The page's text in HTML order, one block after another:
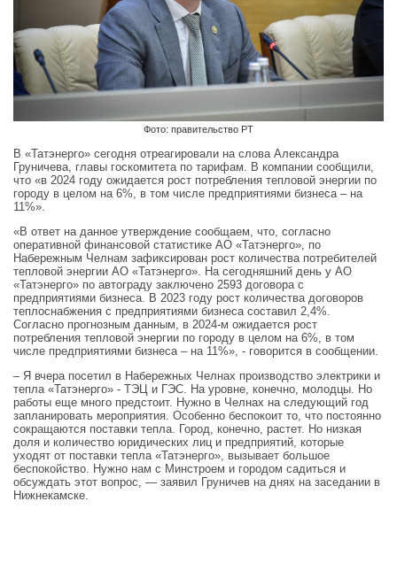
Фото: правительство РТ
В «Татэнерго» сегодня отреагировали на слова Александра
Груничева, главы госкомитета по тарифам. В компании сообщили,
что «в 2024 году ожидается рост потребления тепловой энергии по
городу в целом на 6%, в том числе предприятиями бизнеса – на
11%».
«В ответ на данное утверждение сообщаем, что, согласно
оперативной финансовой статистике АО «Татэнерго», по
Набережным Челнам зафиксирован рост количества потребителей
тепловой энергии АО «Татэнерго». На сегодняшний день у АО
«Татэнерго» по автограду заключено 2593 договора с
предприятиями бизнеса. В 2023 году рост количества договоров
теплоснабжения с предприятиями бизнеса составил 2,4%.
Согласно прогнозным данным, в 2024-м ожидается рост
потребления тепловой энергии по городу в целом на 6%, в том
числе предприятиями бизнеса – на 11%», - говорится в сообщении.
– Я вчера посетил в Набережных Челнах производство электрики и
тепла «Татэнерго» - ТЭЦ и ГЭС. На уровне, конечно, молодцы. Но
работы еще много предстоит. Нужно в Челнах на следующий год
запланировать мероприятия. Особенно беспокоит то, что постоянно
сокращаются поставки тепла. Город, конечно, растет. Но низкая
доля и количество юридических лиц и предприятий, которые
уходят от поставки тепла «Татэнерго», вызывает большое
беспокойство. Нужно нам с Минстроем и городом садиться и
обсуждать этот вопрос, — заявил Груничев на днях на заседании в
Нижнекамске.